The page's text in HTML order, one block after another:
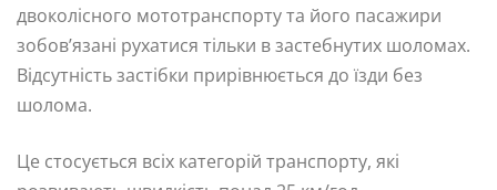
двоколісного мототранспорту та його пасажири
зобов’язані рухатися тільки в застебнутих шоломах.
Відсутність застібки прирівнюється до їзди без
шолома.
Це стосується всіх категорій транспорту, які